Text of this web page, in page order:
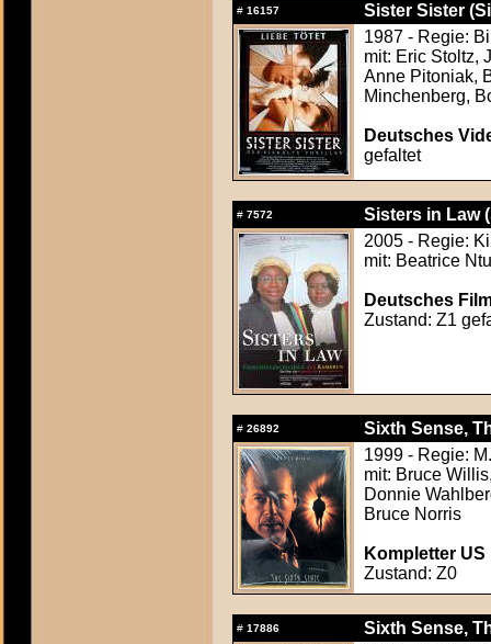
# 16157
Sister Sister
1987 - Regie:
mit: Eric Stoltz,
Anne Pitoniak,
Minchenberg,
Deutsches
gefaltet
# 7572
Sisters in Law
2005 - Regie:
mit: Beatrice
Deutsches
Zustand: Z1
# 26892
Sixth Sense,
1999 - Regie:
mit: Bruce
Donnie
Bruce Norris
Kompletter
Zustand: Z0
# 17886
Sixth Sense,